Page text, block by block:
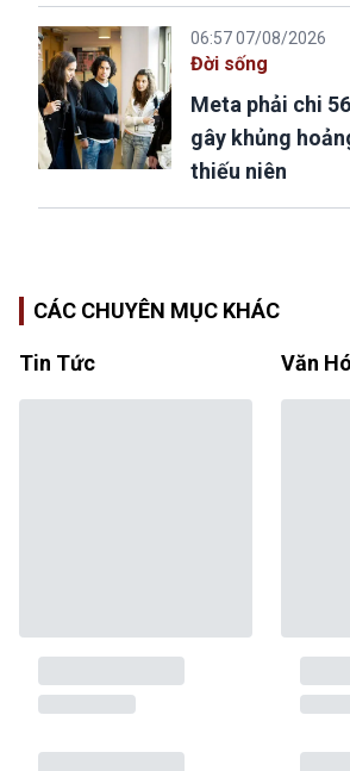
06:57 07/08/2026
Đời sống
Meta phải chi
gây khủng
thiếu niên
CÁC CHUYÊN MỤC KHÁC
Tin Tức Văn